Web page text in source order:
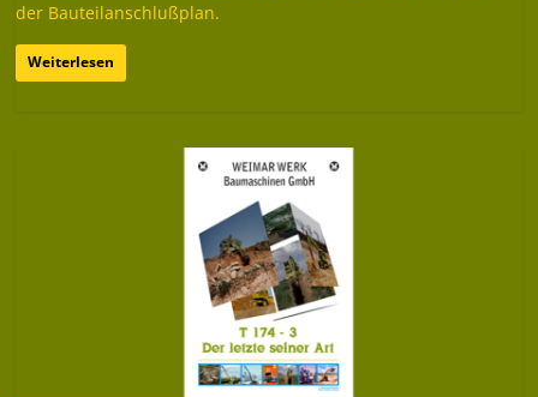
der Bauteilanschlußplan.
Weiterlesen